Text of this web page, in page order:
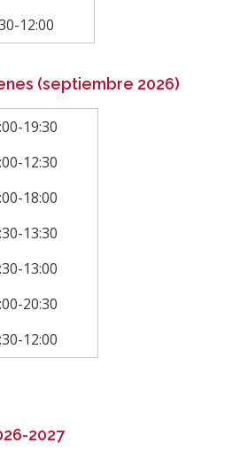
12:00
(septiembre 2026)
19:30
12:30
18:00
13:30
13:00
20:30
12:00
2027